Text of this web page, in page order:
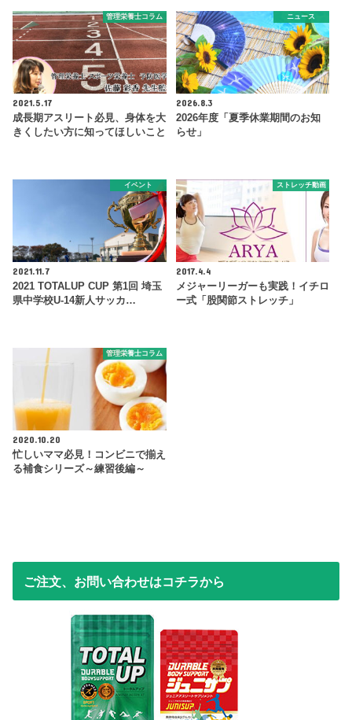
管理栄養士コラム
2021.5.17
成長期アスリート必見、身体を大
きくしたい方に知ってほしいこと
ニュース
2026.8.3
2026年度「夏季休業期間のお知
らせ」
イベント
2021.11.7
2021 TOTALUP CUP 第1回 埼玉
県中学校U-14新人サッカ…
ストレッチ動画
2017.4.4
メジャーリーガーも実践！イチロ
ー式「股関節ストレッチ」
管理栄養士コラム
2020.10.20
忙しいママ必見！コンビニで揃え
る補食シリーズ～練習後編～
ご注文、お問い合わせはコチラから